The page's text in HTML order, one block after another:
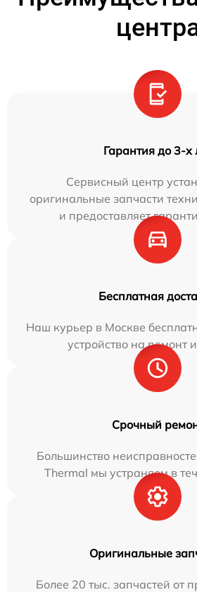
Гарантия до 3-х
Сервисный центр
оригинальные запчасти
и предоставляет
Бесплатная
Наш курьер в Москве
устройство на ремонт
Срочный
Большинство
Thermal мы устраняем в
Оригинальные
Более 20 тыс. запчастей от